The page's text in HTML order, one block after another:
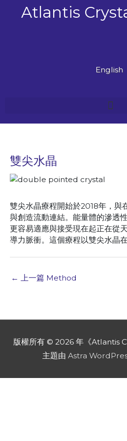
Atlantis
English
雙尖水晶
雙尖水晶療程開始於2018年，與
與創造流動連結。能量體的滲透
更容易適應與接受現在起正在從
導力脈衝。這個療程以雙尖水晶
← 上一篇 Method
版權所有 © 2026 年《Atlantis
主題由 Astra